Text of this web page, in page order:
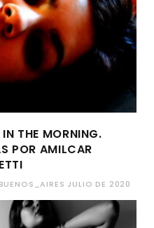
THE MORNING.
POR AMILCAR
JULIO DE 2020